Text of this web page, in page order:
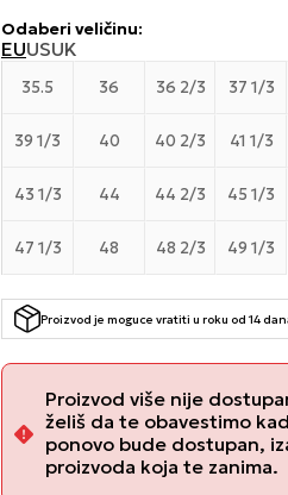
Odaberi veličinu:
EUUSUK
35.5 36 36 2/3 37 1/3
39 1/3 40 40 2/3 41 1/3
43 1/3 44 44 2/3 45 1/3
47 1/3 48 48 2/3 49 1/3
Proizvod je moguce vratiti u roku od 14
Proizvod više nije
želiš da te obavestimo
ponovo bude dostupan,
proizvoda koja te zanima.